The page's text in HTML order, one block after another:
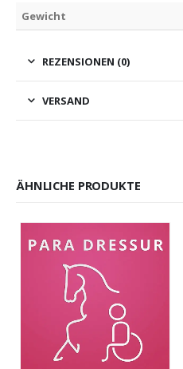
Gewicht
REZENSIONEN (0)
VERSAND
ÄHNLICHE PRODUKTE